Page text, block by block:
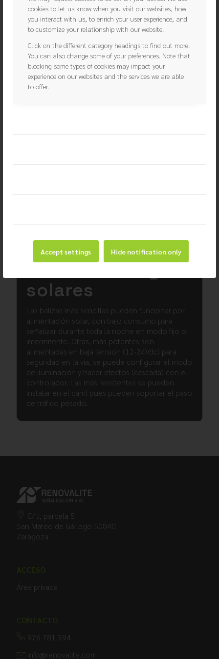
cookies to let us know when you visit our websites, how
you interact with us, to enrich your user experience, and
to customize your relationship with our website.
Click on the different category headings to find out more.
You can also change some of your preferences. Note that
blocking some types of cookies may impact your
experience on our websites and the services we are able
to offer.
Accept settings Hide notification only
completarse en segundos sin que el sistema
entero deje de funcionar en ningún momento.
Todos los accesorios, herramientas y asesoría
para una correcta instalación a disposición del
cliente.
Cableadas y
solares
Las balizas más sencillas pueden funcionar por
alimentación solar, con bajo consumo para
señalizar durante toda la noche en modo fijo o
intermitente. Otras, más potentes son
alimentadas en baja tensión (12-24Vdc) para
seguridad en la vía, se puede configurar el modo
de iluminación y hacer efectos (cascada) con el
controlador. Las más resistentes se pueden
instalar en el carril pues pueden soportar el paso
de tráfico pesado.
C/ J, parcela 5
San Mateo de Gállego 50840
Zaragoza
ACCESO
Área privada
CONTACTO
976 781 394
info@renovalite.com